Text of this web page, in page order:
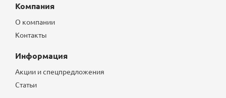
Компания
О компании
Контакты
Информация
Акции и спецпредложения
Статьи